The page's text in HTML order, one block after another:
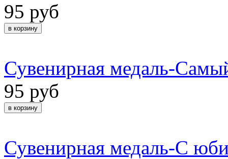
95 руб
Сувенирная медаль-
95 руб
Сувенирная медаль-С